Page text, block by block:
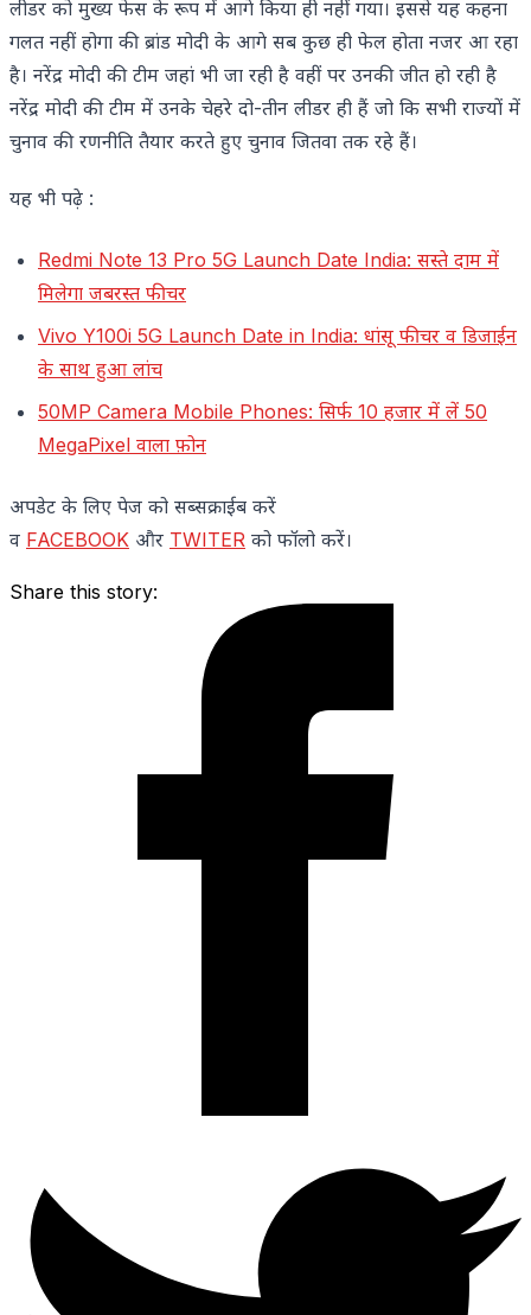
लीडर को मुख्य फेस के रूप में आगे किया ही नहीं गया। इससे यह कहना
गलत नहीं होगा की ब्रांड मोदी के आगे सब कुछ ही फेल होता नजर आ रहा
है। नरेंद्र मोदी की टीम जहां भी जा रही है वहीं पर उनकी जीत हो रही है
नरेंद्र मोदी की टीम में उनके चेहरे दो-तीन लीडर ही हैं जो कि सभी राज्यों में
चुनाव की रणनीति तैयार करते हुए चुनाव जितवा तक रहे हैं।
यह भी पढ़े :
Redmi Note 13 Pro 5G Launch Date India: सस्ते दाम में
मिलेगा जबरस्त फीचर
Vivo Y100i 5G Launch Date in India: धांसू फीचर व डिजाईन
के साथ हुआ लांच
50MP Camera Mobile Phones: सिर्फ 10 हजार में लें 50
MegaPixel वाला फ़ोन
अपडेट के लिए पेज को सब्सक्राईब करें
व FACEBOOK और TWITER को फॉलो करें।
Share this story: